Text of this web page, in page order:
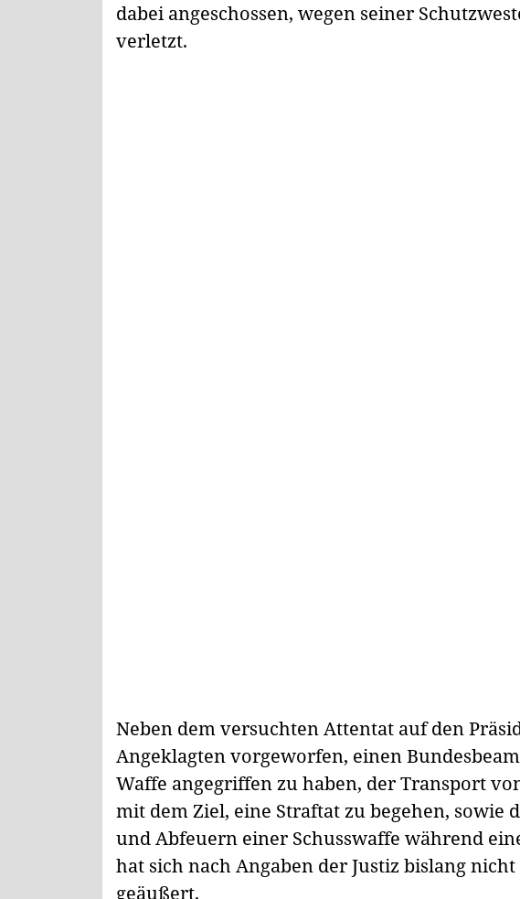
dabei angeschossen, wegen seiner
verletzt.
Neben dem versuchten Attentat auf den
Angeklagten vorgeworfen, einen
Waffe angegriffen zu haben, der Transport
mit dem Ziel, eine Straftat zu begehen, sowie
und Abfeuern einer Schusswaffe während
hat sich nach Angaben der Justiz bislang
geäußert.